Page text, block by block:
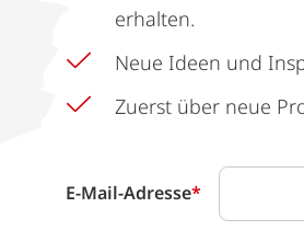
erhalten.
Neue Ideen und
Zuerst über neue
E-Mail-Adresse*